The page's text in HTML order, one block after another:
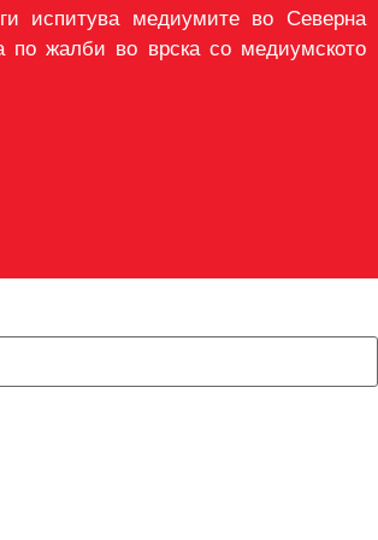
испитува медиумите во Северна
по жалби во врска со медиумското